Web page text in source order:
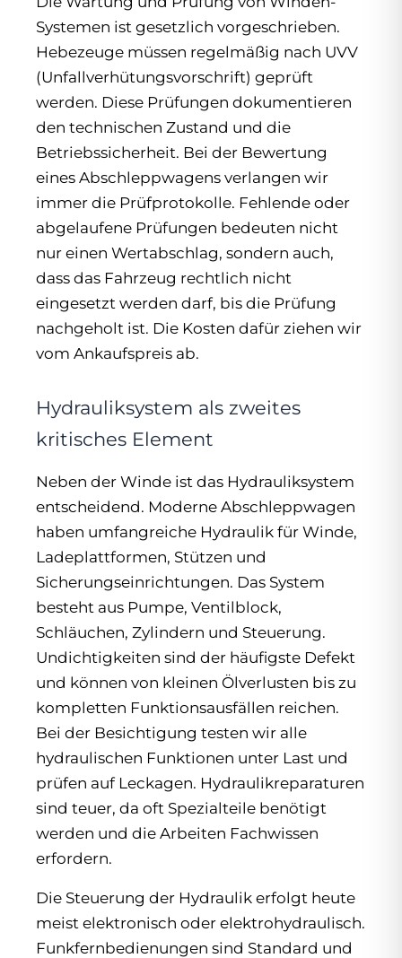
Systemen ist gesetzlich vorgeschrieben.
Hebezeuge müssen regelmäßig nach UVV
(Unfallverhütungsvorschrift) geprüft
werden. Diese Prüfungen dokumentieren
den technischen Zustand und die
Betriebssicherheit. Bei der Bewertung
eines Abschleppwagens verlangen wir
immer die Prüfprotokolle. Fehlende oder
abgelaufene Prüfungen bedeuten nicht
nur einen Wertabschlag, sondern auch,
dass das Fahrzeug rechtlich nicht
eingesetzt werden darf, bis die Prüfung
nachgeholt ist. Die Kosten dafür ziehen wir
vom Ankaufspreis ab.
Hydrauliksystem als zweites
kritisches Element
Neben der Winde ist das Hydrauliksystem
entscheidend. Moderne Abschleppwagen
haben umfangreiche Hydraulik für Winde,
Ladeplattformen, Stützen und
Sicherungseinrichtungen. Das System
besteht aus Pumpe, Ventilblock,
Schläuchen, Zylindern und Steuerung.
Undichtigkeiten sind der häufigste Defekt
und können von kleinen Ölverlusten bis zu
kompletten Funktionsausfällen reichen.
Bei der Besichtigung testen wir alle
hydraulischen Funktionen unter Last und
prüfen auf Leckagen. Hydraulikreparaturen
sind teuer, da oft Spezialteile benötigt
werden und die Arbeiten Fachwissen
erfordern.
Die Steuerung der Hydraulik erfolgt heute
meist elektronisch oder elektrohydraulisch.
Funkfernbedienungen sind Standard und